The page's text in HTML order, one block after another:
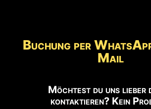
Buchung per
Mail
Möchtest du uns lieber
kontaktieren? Kein